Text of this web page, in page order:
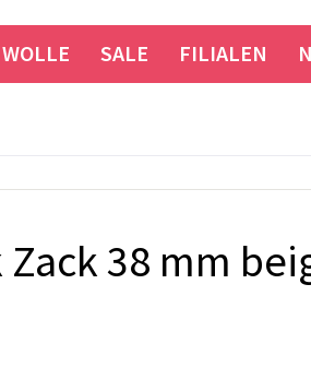
WOLLE SALE FILIALEN
38 mm